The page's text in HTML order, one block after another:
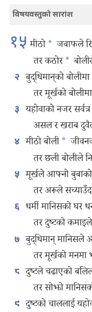
विषयवस्तुको सारांश
१५ मीठो * जवाफले
तर कठोर *
२ बुद्धिमान्‌को
तर मूर्खको
३ यहोवाको नजर
असल र खराब
४ मीठो बोली *
तर छली बोलीले
५ मूर्खले आफ्नो बुबाको
तर अरूले
६ धर्मी मानिसको घर
तर दुष्टको
७ बुद्धिमान्‌ मानिसले
तर मूर्खको मनमा
८ दुष्टले चढाएको
तर सोझो
९ दुष्टको चाललाई